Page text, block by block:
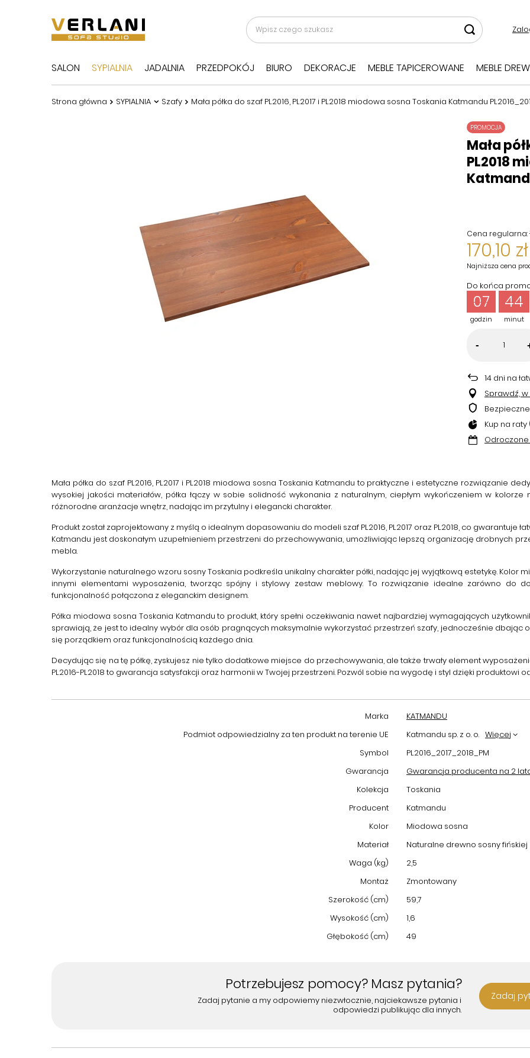
SALON SYPIALNIA JADALNIA PRZEDPOKÓJ BIURO DEKORACJE MEBLE TAPICEROWANE MEBLE
Strona główna SYPIALNIA Szafy Mała półka do szaf PL2016, PL2017 i PL2018 miodowa sosna Toskania Katmandu
PROMOCJA
Mała
PL2018
Cena regularna:
170,10 zł
Najniższa cena
Do końca
godzin
07
minut
44
-
14 dni na
Sprawdź,
Kup na raty
Odroczone
Mała półka do szaf PL2016, PL2017 i PL2018 miodowa sosna Toskania Katmandu to praktyczne i estetyczne rozwiązanie
wysokiej jakości materiałów, półka łączy w sobie solidność wykonania z naturalnym, ciepłym wykończeniem w
różnorodne aranżacje wnętrz, nadając im przytulny i elegancki charakter.
Produkt został zaprojektowany z myślą o idealnym dopasowaniu do modeli szaf PL2016, PL2017 oraz PL2018, co gwarantuje
Katmandu jest doskonałym uzupełnieniem przestrzeni do przechowywania, umożliwiając lepszą organizację drobnych
mebla.
Wykorzystanie naturalnego wzoru sosny Toskania podkreśla unikalny charakter półki, nadając jej wyjątkową estetykę. Kolor
innymi elementami wyposażenia, tworząc spójny i stylowy zestaw meblowy. To rozwiązanie idealne zarówno do
funkcjonalność połączona z eleganckim designem.
Półka miodowa sosna Toskania Katmandu to produkt, który spełni oczekiwania nawet najbardziej wymagających
sprawiają, że jest to idealny wybór dla osób pragnących maksymalnie wykorzystać przestrzeń szafy, jednocześnie dbając o
się porządkiem oraz funkcjonalnością każdego dnia.
Decydując się na tę półkę, zyskujesz nie tylko dodatkowe miejsce do przechowywania, ale także trwały element
PL2016-PL2018 to gwarancja satysfakcji oraz harmonii w Twojej przestrzeni. Pozwól sobie na wygodę i styl dzięki
Marka
KATMANDU
Podmiot odpowiedzialny za ten produkt na terenie UE
Katmandu sp. z o. o. Więcej
Symbol
PL2016_2017_2018_PM
Gwarancja
Gwarancja producenta na 2
Kolekcja
Toskania
Producent
Katmandu
Kolor
Miodowa sosna
Materiał
Naturalne drewno sosny fińskiej
Waga (kg)
2,5
Montaż
Zmontowany
Szerokość (cm)
59,7
Wysokość (cm)
1,6
Głębokość (cm)
49
Potrzebujesz pomocy? Masz pytania?
Zadaj pytanie a my odpowiemy niezwłocznie, najciekawsze pytania i
odpowiedzi publikując dla innych.
Zadaj